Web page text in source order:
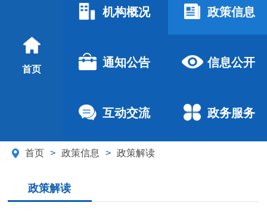
首页
机构概况 政策信息
通知公告 信息公开
互动交流 政务服务
首页 > 政策信息 > 政策解读
政策解读